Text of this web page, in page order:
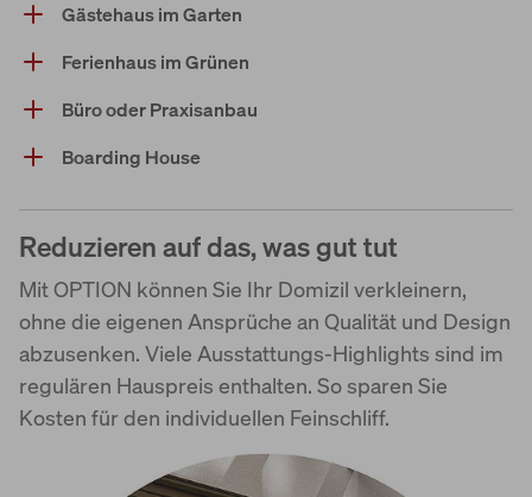
Gästehaus im Garten
Ferienhaus im Grünen
Büro oder Praxisanbau
Boarding House
Reduzieren auf das, was gut tut
Mit OPTION können Sie Ihr Domizil verkleinern,
ohne die eigenen Ansprüche an Qualität und Design
abzusenken. Viele Ausstattungs-Highlights sind im
regulären Hauspreis enthalten. So sparen Sie
Kosten für den individuellen Feinschliff.